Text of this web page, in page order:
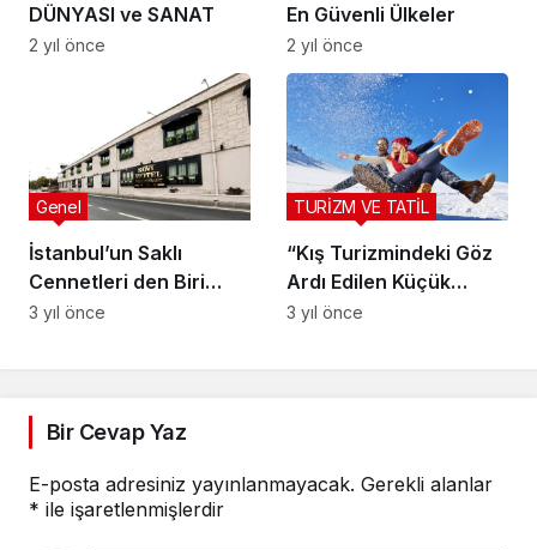
DÜNYASI ve SANAT
2 yıl önce
En Güvenli Ülkeler
2 yıl önce
İstanbul’un Saklı
Cennetleri den Biri
Olan Florya Novi Hotel
Genel
3 yıl önce
“Kış Turizmindeki Göz
Ardı Edilen Küçük
Oteller: Hizmetlerinin
TURİZM VE TATİL
3 yıl önce
Bir Cevap Yaz
E-posta adresiniz yayınlanmayacak. Gerekli alanlar
* ile işaretlenmişlerdir